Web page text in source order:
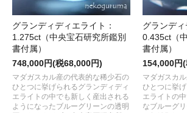
グランディディエライト：
1.275ct（中央宝石研究所鑑別
書付属）
748,000円(税68,000円)
マダガスカル産の代表的な稀少石の
ひとつに挙げられるグランディディ
エライトの中でも新しく産出される
ようになったブルーグリーンの透明
グランディ
0.435ct（
書付属）
154,000円
マダガスカ
ひとつに挙
エライトの
なブルーグ